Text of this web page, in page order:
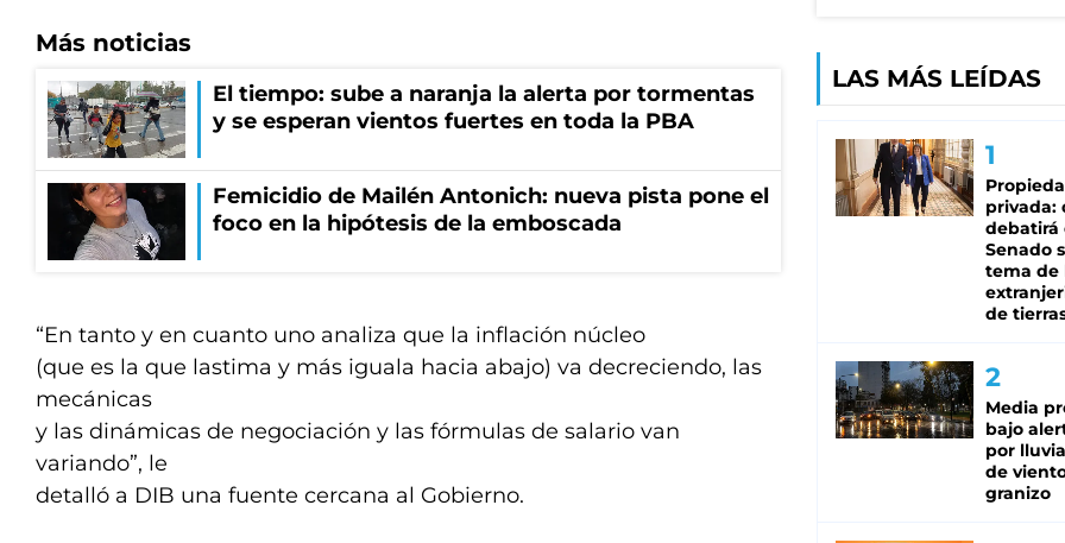
Más noticias
El tiempo: sube a naranja la alerta por tormentas
y se esperan vientos fuertes en toda la PBA
Femicidio de Mailén Antonich: nueva pista pone el
foco en la hipótesis de la emboscada
“En tanto y en cuanto uno analiza que la inflación núcleo
(que es la que lastima y más iguala hacia abajo) va decreciendo, las
mecánicas
y las dinámicas de negociación y las fórmulas de salario van
variando”, le
detalló a DIB una fuente cercana al Gobierno.
LAS MÁS LEÍDAS
privada:
debatirá
Senado
tema de
de
Media
bajo
por
de
granizo